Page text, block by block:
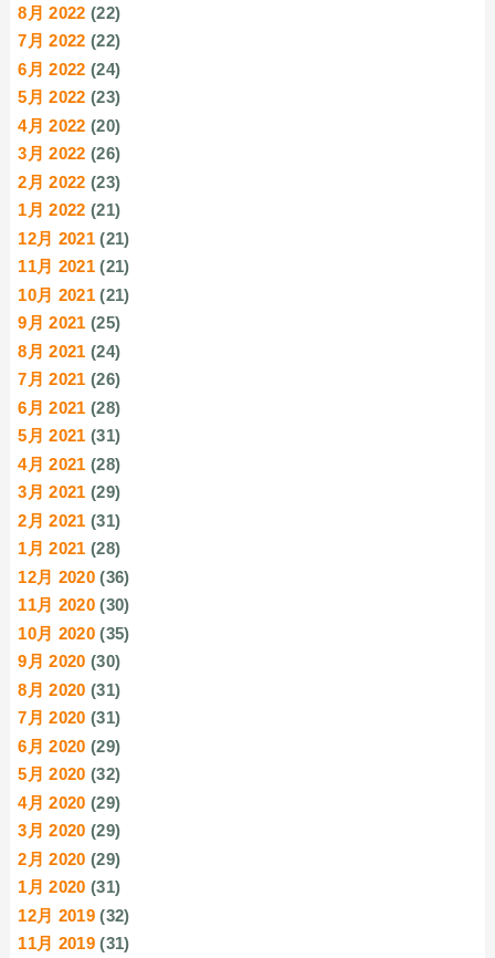
8月 2022 (22)
7月 2022 (22)
6月 2022 (24)
5月 2022 (23)
4月 2022 (20)
3月 2022 (26)
2月 2022 (23)
1月 2022 (21)
12月 2021 (21)
11月 2021 (21)
10月 2021 (21)
9月 2021 (25)
8月 2021 (24)
7月 2021 (26)
6月 2021 (28)
5月 2021 (31)
4月 2021 (28)
3月 2021 (29)
2月 2021 (31)
1月 2021 (28)
12月 2020 (36)
11月 2020 (30)
10月 2020 (35)
9月 2020 (30)
8月 2020 (31)
7月 2020 (31)
6月 2020 (29)
5月 2020 (32)
4月 2020 (29)
3月 2020 (29)
2月 2020 (29)
1月 2020 (31)
12月 2019 (32)
11月 2019 (31)